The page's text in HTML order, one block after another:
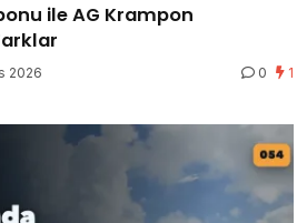
ile AG Krampon
2026 0 1